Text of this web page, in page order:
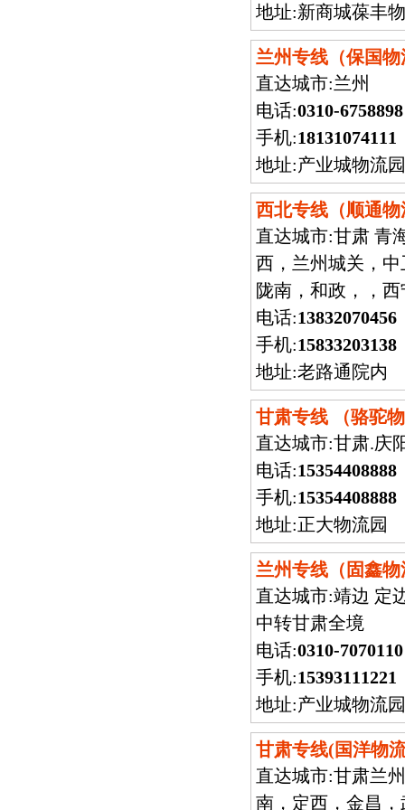
地址:新商城葆丰
兰州专线（保国物
直达城市:兰州
电话:0310-6758898
手机:18131074111
地址:产业城物流园
西北专线（顺通物
直达城市:甘肃 青
西，兰州城关，
陇南，和政，，
电话:13832070456
手机:15833203138
地址:老路通院内
甘肃专线 （骆驼
直达城市:甘肃.庆
电话:15354408888
手机:15354408888
地址:正大物流园
兰州专线（固鑫物
直达城市:靖边 定
中转甘肃全境
电话:0310-7070110
手机:15393111221
地址:产业城物流
甘肃专线(国洋物
直达城市:甘肃兰
南，定西，金昌